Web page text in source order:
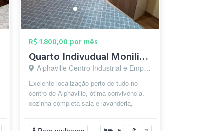
R$ 1.800,00 por mês
Quarto Indivudual Moniliado
Alphaville Centro Industrial e Empresarial/Alphaville., Barueri - SP
Exelente localização perto de tudo no
centro de Alphaville, ótima convivência,
cozinha completa sala e lavanderia,